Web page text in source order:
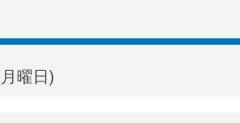
曜日 )